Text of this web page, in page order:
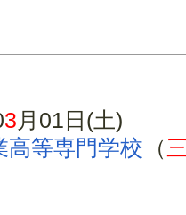
3 月01日(土)
高等専門学校 （